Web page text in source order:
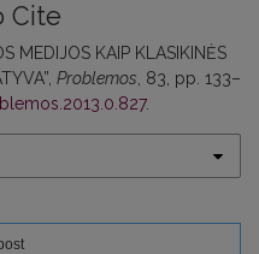
Cite
MEDIJOS KAIP KLASIKINĖS
Problemos , 83, pp. 133–
.